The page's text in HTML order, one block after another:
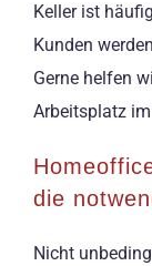
Keller ist
Kunden
Gerne helfen
Arbeitsplatz
die
Nicht